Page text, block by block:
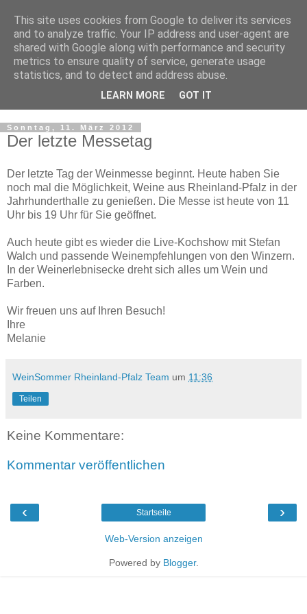
WeinMesse Rheinland-
Pfalz in Bochum
Die WeinGenuss- und Einkaufsmesse
Sonntag, 11. März 2012
Der letzte Messetag
Der letzte Tag der Weinmesse beginnt. Heute haben Sie
noch mal die Möglichkeit, Weine aus Rheinland-Pfalz in der
Jahrhunderthalle zu genießen. Die Messe ist heute von 11
Uhr bis 19 Uhr für Sie geöffnet.
Auch heute gibt es wieder die Live-Kochshow mit Stefan
Walch und passende Weinempfehlungen von den Winzern.
In der Weinerlebnisecke dreht sich alles um Wein und
Farben.
Wir freuen uns auf Ihren Besuch!
Ihre
Melanie
WeinSommer Rheinland-Pfalz Team um 11:36
Teilen
Keine Kommentare:
Kommentar veröffentlichen
‹ ›
Startseite
Web-Version anzeigen
Powered by Blogger.
This site uses cookies from Google to deliver its services
and to analyze traffic. Your IP address and user-agent are
shared with Google along with performance and security
metrics to ensure quality of service, generate usage
statistics, and to detect and address abuse.
LEARN MORE GOT IT